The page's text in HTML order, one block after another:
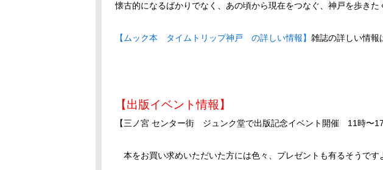
懐古的になるばかりでなく、あの頃から現在をつなぐ、神戸を歩きた
【ムック本 タイムトリップ神戸 の詳しい情報】 雑誌の詳しい情
【出版イベント情報】
【三ノ宮 センター街 ジュンク堂で出版記念イベント開催 11時〜17
本をお買い求めいただいた方には色々、プレゼントも有るそうです